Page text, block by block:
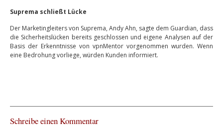
Suprema schließt Lücke
Der Marketingleiters von Suprema, Andy Ahn, sagte dem Guardian, dass
die Sicherheitslücken bereits geschlossen und eigene Analysen auf der
Basis der Erkenntnisse von vpnMentor vorgenommen wurden. Wenn
eine Bedrohung vorliege, würden Kunden informiert.
Schreibe einen Kommentar